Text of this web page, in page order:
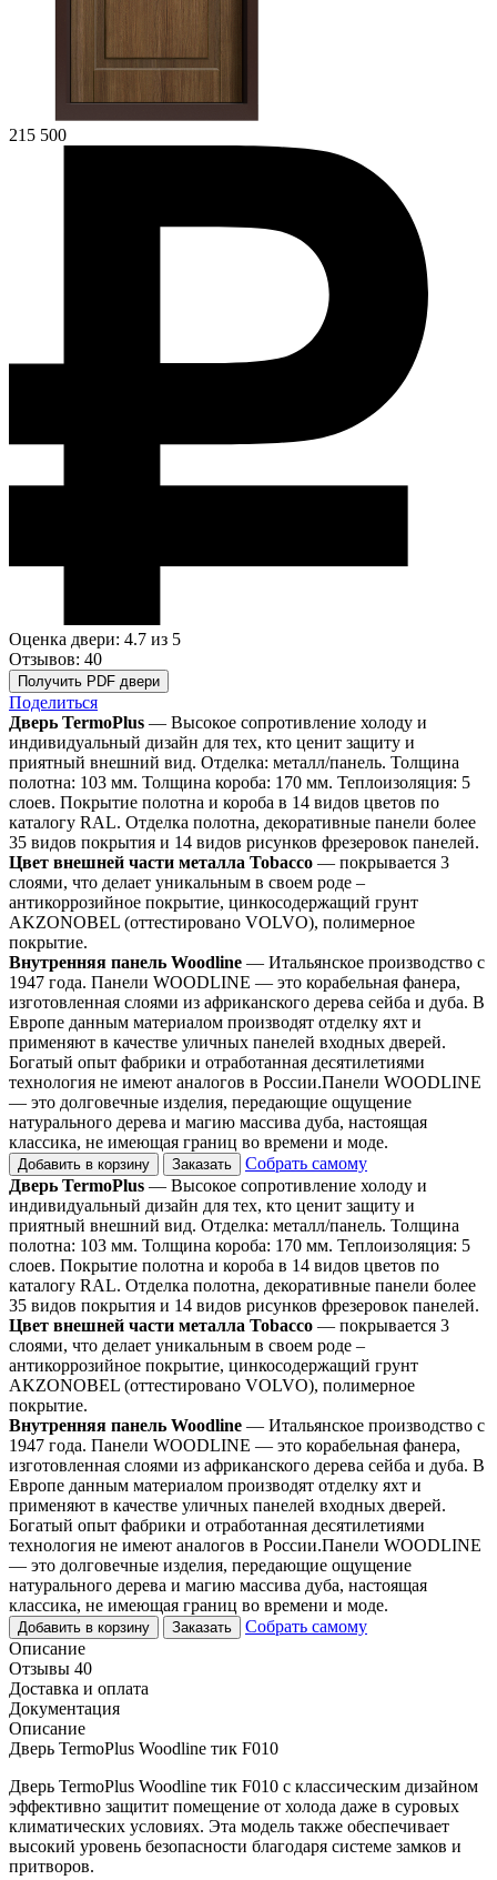
215 500
Оценка двери: 4.7 из 5
Отзывов: 40
Получить PDF двери
Поделиться
Дверь TermoPlus — Высокое сопротивление холоду и
индивидуальный дизайн для тех, кто ценит защиту и
приятный внешний вид. Отделка: металл/панель. Толщина
полотна: 103 мм. Толщина короба: 170 мм. Теплоизоляция: 5
слоев. Покрытие полотна и короба в 14 видов цветов по
каталогу RAL. Отделка полотна, декоративные панели более
35 видов покрытия и 14 видов рисунков фрезеровок панелей.
Цвет внешней части металла Tobacco — покрывается 3
слоями, что делает уникальным в своем роде –
антикоррозийное покрытие, цинкосодержащий грунт
AKZONOBEL (оттестировано VOLVO), полимерное
покрытие.
Внутренняя панель Woodline — Итальянское производство с
1947 года. Панели WOODLINE — это корабельная фанера,
изготовленная слоями из африканского дерева сейба и дуба. В
Европе данным материалом производят отделку яхт и
применяют в качестве уличных панелей входных дверей.
Богатый опыт фабрики и отработанная десятилетиями
технология не имеют аналогов в России.Панели WOODLINE
— это долговечные изделия, передающие ощущение
натурального дерева и магию массива дуба, настоящая
классика, не имеющая границ во времени и моде.
Добавить в корзину Заказать
Собрать самому
Дверь TermoPlus — Высокое сопротивление холоду и
индивидуальный дизайн для тех, кто ценит защиту и
приятный внешний вид. Отделка: металл/панель. Толщина
полотна: 103 мм. Толщина короба: 170 мм. Теплоизоляция: 5
слоев. Покрытие полотна и короба в 14 видов цветов по
каталогу RAL. Отделка полотна, декоративные панели более
35 видов покрытия и 14 видов рисунков фрезеровок панелей.
Цвет внешней части металла Tobacco — покрывается 3
слоями, что делает уникальным в своем роде –
антикоррозийное покрытие, цинкосодержащий грунт
AKZONOBEL (оттестировано VOLVO), полимерное
покрытие.
Внутренняя панель Woodline — Итальянское производство с
1947 года. Панели WOODLINE — это корабельная фанера,
изготовленная слоями из африканского дерева сейба и дуба. В
Европе данным материалом производят отделку яхт и
применяют в качестве уличных панелей входных дверей.
Богатый опыт фабрики и отработанная десятилетиями
технология не имеют аналогов в России.Панели WOODLINE
— это долговечные изделия, передающие ощущение
натурального дерева и магию массива дуба, настоящая
классика, не имеющая границ во времени и моде.
Добавить в корзину Заказать
Собрать самому
Описание
Отзывы 40
Доставка и оплата
Документация
Описание
Дверь TermoPlus Woodline тик F010
Дверь TermoPlus Woodline тик F010 с классическим дизайном
эффективно защитит помещение от холода даже в суровых
климатических условиях. Эта модель также обеспечивает
высокий уровень безопасности благодаря системе замков и
притворов.